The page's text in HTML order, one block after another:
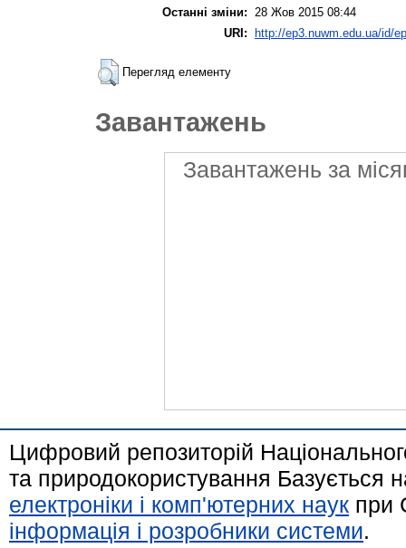
Останні зміни: 28 Жов 2015 08:44
URI:
http://ep3.nuwm.edu.ua/id/
Перегляд елементу
Завантажень
Завантажень за
Цифровий репозиторій
та природокористування Базується
електроніки і комп'ютерних наук при
інформація і розробники системи.